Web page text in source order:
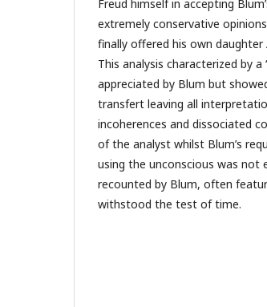
Freud himself in accepting
extremely conservative
finally offered his own
This analysis characterized by
appreciated by Blum but
transfert leaving all
incoherences and dissociated
of the analyst whilst Blum’s
using the unconscious was not
recounted by Blum, often
withstood the test of time.